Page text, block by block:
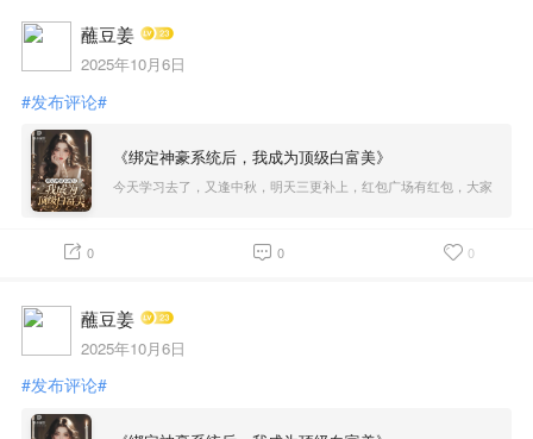
蘸豆姜
2025年10月6日
#发布评论#
《绑定神豪系统后，我成为顶级白富美》
今天学习去了，又逢中秋，明天三更补上，红包广场有红包，大家
0 0 0
蘸豆姜
2025年10月6日
#发布评论#